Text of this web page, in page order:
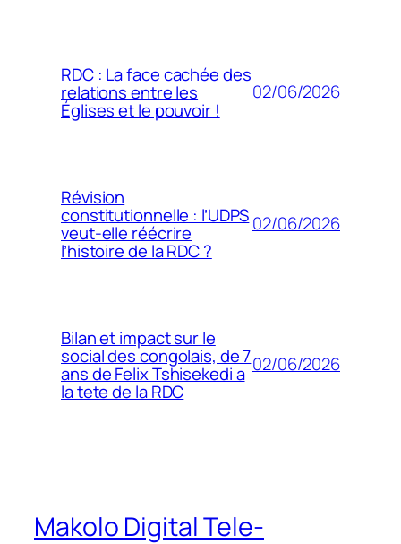
RDC : La face cachée des
relations entre les
Églises et le pouvoir !
02/06/2026
Révision
constitutionnelle : l’UDPS
veut-elle réécrire
l’histoire de la RDC ?
02/06/2026
Bilan et impact sur le
social des congolais, de 7
ans de Felix Tshisekedi a
la tete de la RDC
02/06/2026
Makolo Digital Tele-